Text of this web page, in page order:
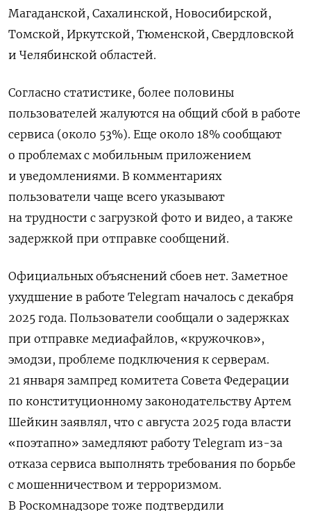
Магаданской, Сахалинской, Новосибирской,
Томской, Иркутской, Тюменской, Свердловской
и Челябинской областей.
Согласно статистике, более половины
пользователей жалуются на общий сбой в работе
сервиса (около 53%). Еще около 18% сообщают
о проблемах с мобильным приложением
и уведомлениями. В комментариях
пользователи чаще всего указывают
на трудности с загрузкой фото и видео, а также
задержкой при отправке сообщений.
Официальных объяснений сбоев нет. Заметное
ухудшение в работе Telegram началось с декабря
2025 года. Пользователи сообщали о задержках
при отправке медиафайлов, «кружочков»,
эмодзи, проблеме подключения к серверам.
21 января зампред комитета Совета Федерации
по конституционному законодательству Артем
Шейкин заявлял, что с августа 2025 года власти
«поэтапно» замедляют работу Telegram из-за
отказа сервиса выполнять требования по борьбе
с мошенничеством и терроризмом.
В Роскомнадзоре тоже подтвердили